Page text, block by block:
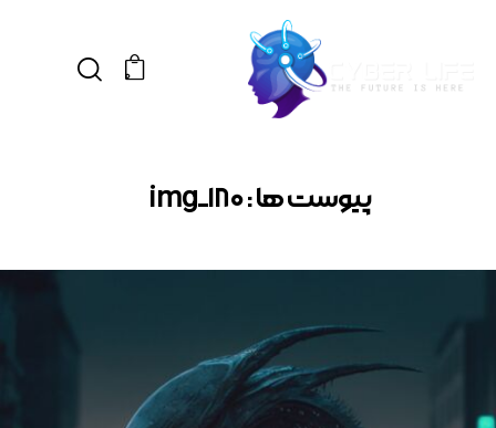
0
پیوست ها : img_180